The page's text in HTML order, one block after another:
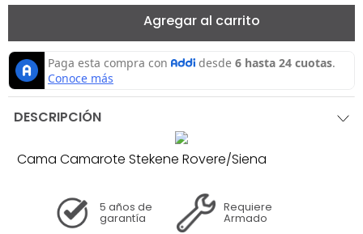
Agregar al carrito
DESCRIPCIÓN
Cama Camarote Stekene Rovere/Siena
5 años de
garantía
Requiere
Armado